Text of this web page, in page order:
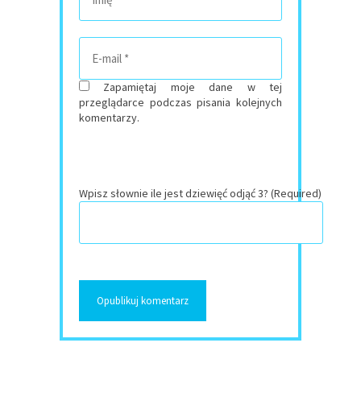
Zapamiętaj moje dane w tej
przeglądarce podczas pisania kolejnych
komentarzy.
Wpisz słownie ile jest dziewięć odjąć 3? (Required)